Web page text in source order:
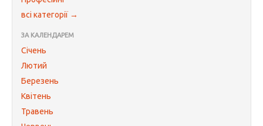
всі категорії →
ЗА КАЛЕНДАРЕМ
Січень
Лютий
Березень
Квітень
Травень